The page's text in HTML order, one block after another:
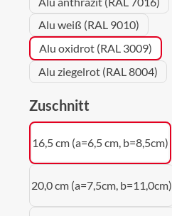
Alu weiß (RAL 9010)
Alu oxidrot (RAL 3009)
Alu ziegelrot (RAL 8004)
Zuschnitt
16,5 cm (a=6,5 cm, b=8,5cm)
20,0 cm (a=7,5cm, b=11,0cm)